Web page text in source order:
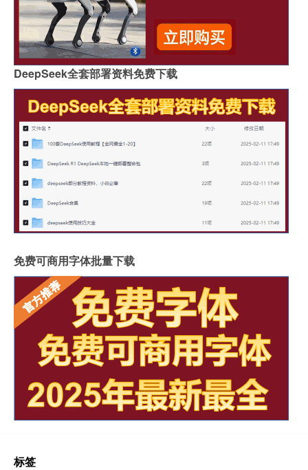
DeepSeek全套部署资料免费下载
免费可商用字体批量下载
标签